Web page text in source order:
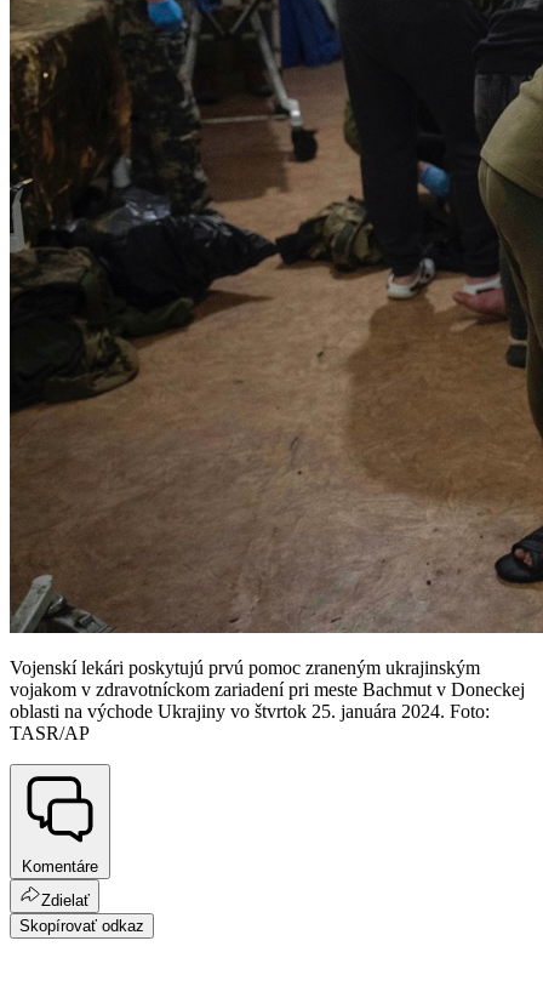
Vojenskí lekári poskytujú prvú pomoc zraneným ukrajinským
vojakom v zdravotníckom zariadení pri meste Bachmut v Doneckej
oblasti na východe Ukrajiny vo štvrtok 25. januára 2024. Foto:
TASR/AP
Komentáre
Zdielať
Skopírovať odkaz